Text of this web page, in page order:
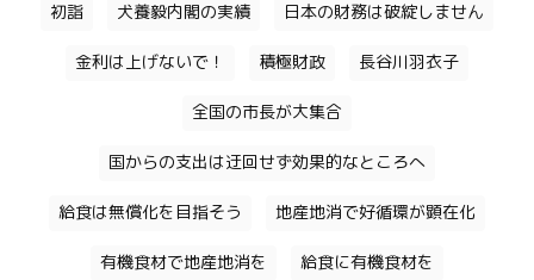
初詣 犬養毅内閣の実績 日本の財務は破綻しません
金利は上げないで！ 積極財政 長谷川羽衣子
全国の市長が大集合
国からの支出は迂回せず効果的なところへ
給食は無償化を目指そう 地産地消で好循環が顕在化
有機食材で地産地消を 給食に有機食材を